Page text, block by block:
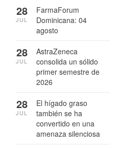
FarmaForum
Dominicana: 04
agosto
28
JUL
AstraZeneca
consolida un sólido
primer semestre de
2026
28
JUL
El hígado graso
también se ha
convertido en una
amenaza silenciosa
28
JUL